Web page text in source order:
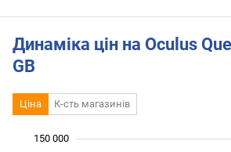
Динаміка цін на Oculus
GB
Ціна К-сть магазинів
150 000